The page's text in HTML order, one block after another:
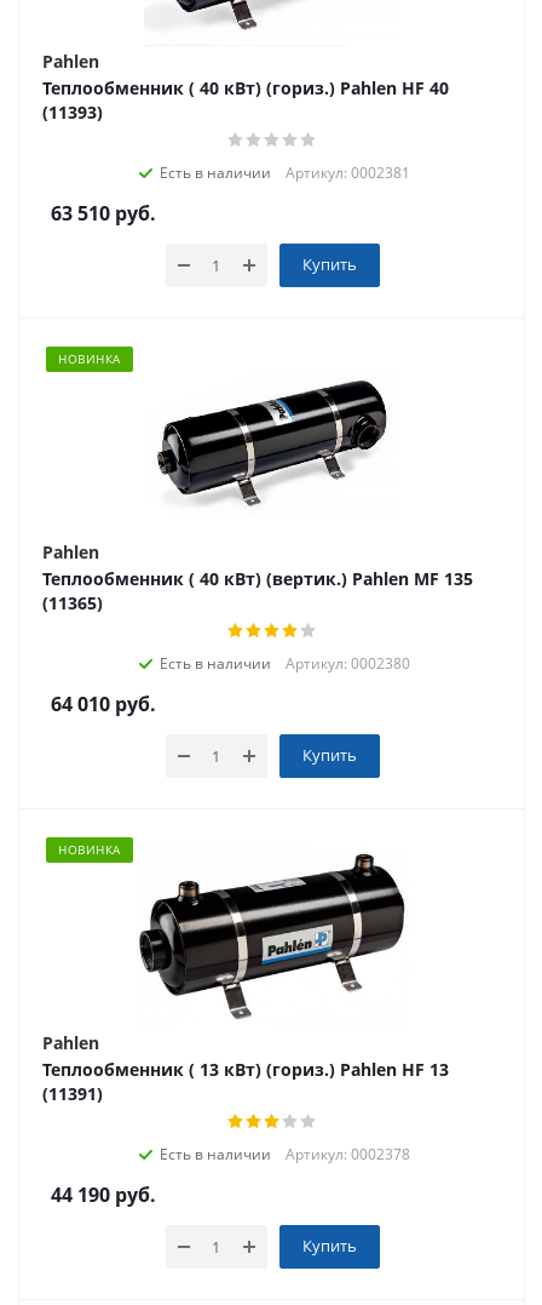
Pahlen
Теплообменник ( 40 кВт) (гориз.) Pahlen HF 40
(11393)
Есть в наличии Артикул: 0002381
63 510 руб.
Купить
НОВИНКА
Pahlen
Теплообменник ( 40 кВт) (вертик.) Pahlen МF 135
(11365)
Есть в наличии Артикул: 0002380
64 010 руб.
Купить
НОВИНКА
Pahlen
Теплообменник ( 13 кВт) (гориз.) Pahlen HF 13
(11391)
Есть в наличии Артикул: 0002378
44 190 руб.
Купить